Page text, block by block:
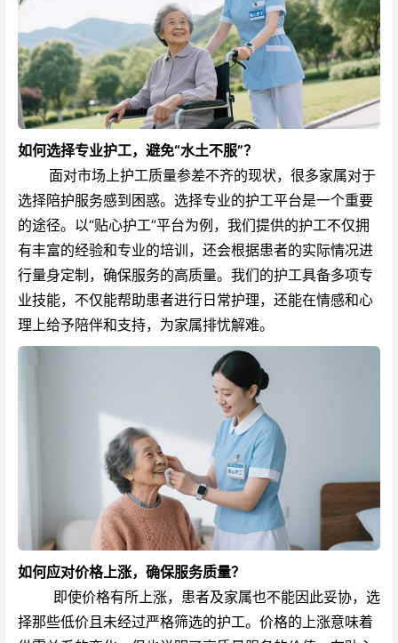
如何选择专业护工，避免“水土不服”？
面对市场上护工质量参差不齐的现状，很多家属对于
选择陪护服务感到困惑。选择专业的护工平台是一个重要
的途径。以“贴心护工”平台为例，我们提供的护工不仅拥
有丰富的经验和专业的培训，还会根据患者的实际情况进
行量身定制，确保服务的高质量。我们的护工具备多项专
业技能，不仅能帮助患者进行日常护理，还能在情感和心
理上给予陪伴和支持，为家属排忧解难。
如何应对价格上涨，确保服务质量？
即使价格有所上涨，患者及家属也不能因此妥协，选
择那些低价且未经过严格筛选的护工。价格的上涨意味着